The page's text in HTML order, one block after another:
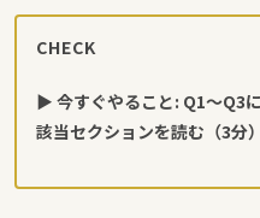
CHECK
▶ 今すぐやること: Q1〜Q3
該当セクションを読む（3分）